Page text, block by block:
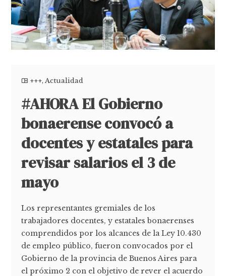
+++,Actualidad
#AHORA El Gobierno
bonaerense convocó a
docentes y estatales para
revisar salarios el 3 de
mayo
Los representantes gremiales de los
trabajadores docentes, y estatales bonaerenses
comprendidos por los alcances de la Ley 10.430
de empleo público, fueron convocados por el
Gobierno de la provincia de Buenos Aires para
el próximo 2 con el objetivo de rever el acuerdo